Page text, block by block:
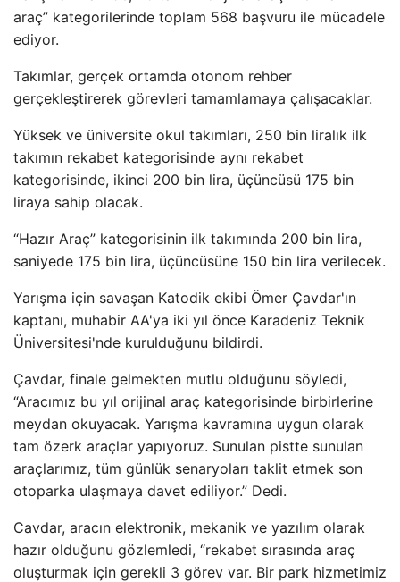
araç” kategorilerinde toplam 568 başvuru ile mücadele
ediyor.
Takımlar, gerçek ortamda otonom rehber
gerçekleştirerek görevleri tamamlamaya çalışacaklar.
Yüksek ve üniversite okul takımları, 250 bin liralık ilk
takımın rekabet kategorisinde aynı rekabet
kategorisinde, ikinci 200 bin lira, üçüncüsü 175 bin
liraya sahip olacak.
“Hazır Araç” kategorisinin ilk takımında 200 bin lira,
saniyede 175 bin lira, üçüncüsüne 150 bin lira verilecek.
Yarışma için savaşan Katodik ekibi Ömer Çavdar'ın
kaptanı, muhabir AA'ya iki yıl önce Karadeniz Teknik
Üniversitesi'nde kurulduğunu bildirdi.
Çavdar, finale gelmekten mutlu olduğunu söyledi,
“Aracımız bu yıl orijinal araç kategorisinde birbirlerine
meydan okuyacak. Yarışma kavramına uygun olarak
tam özerk araçlar yapıyoruz. Sunulan pistte sunulan
araçlarımız, tüm günlük senaryoları taklit etmek son
otoparka ulaşmaya davet ediliyor.” Dedi.
Cavdar, aracın elektronik, mekanik ve yazılım olarak
hazır olduğunu gözlemledi, “rekabet sırasında araç
oluşturmak için gerekli 3 görev var. Bir park hizmetimiz